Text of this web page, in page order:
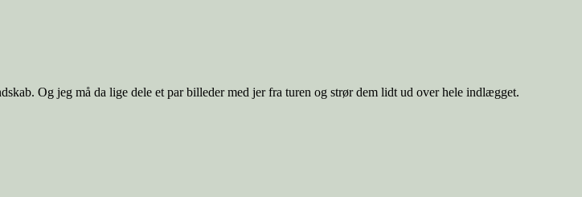
Og jeg må da lige dele et par billeder med jer fra turen og strør dem lidt ud over hele indlægget.